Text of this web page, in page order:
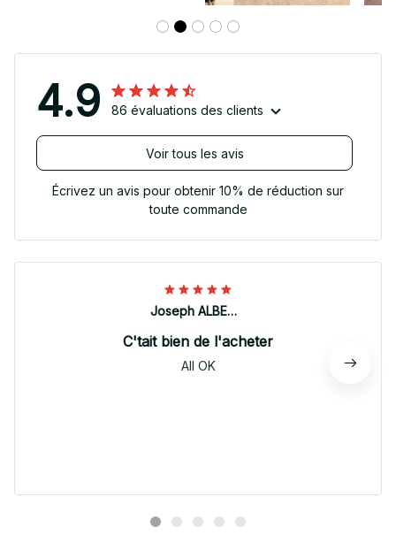
4.9 86 évaluations des clients
Voir tous les avis
Écrivez un avis pour obtenir 10% de réduction sur
toute commande
Joseph ALBERTINI
C'tait bien de l'acheter
All OK